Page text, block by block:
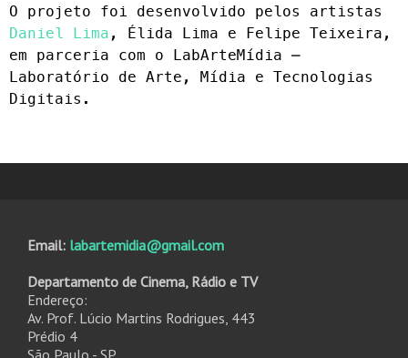
O projeto foi desenvolvido pelos artistas
Daniel Lima, Élida Lima e Felipe Teixeira,
em parceria com o LabArteMídia –
Laboratório de Arte, Mídia e Tecnologias
Digitais.
Email: labartemidia@gmail.com
Departamento de Cinema, Rádio e TV
Endereço:
Av. Prof. Lúcio Martins Rodrigues, 443
Prédio 4